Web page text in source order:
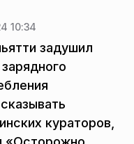
10:34
задушил
кураторов,